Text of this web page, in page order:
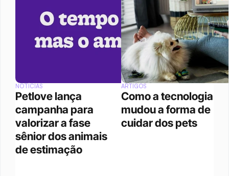
NOTÍCIAS
Petlove lança
campanha para
valorizar a fase
sênior dos animais
de estimação
ARTIGOS
Como a tecnologia
mudou a forma de
cuidar dos pets